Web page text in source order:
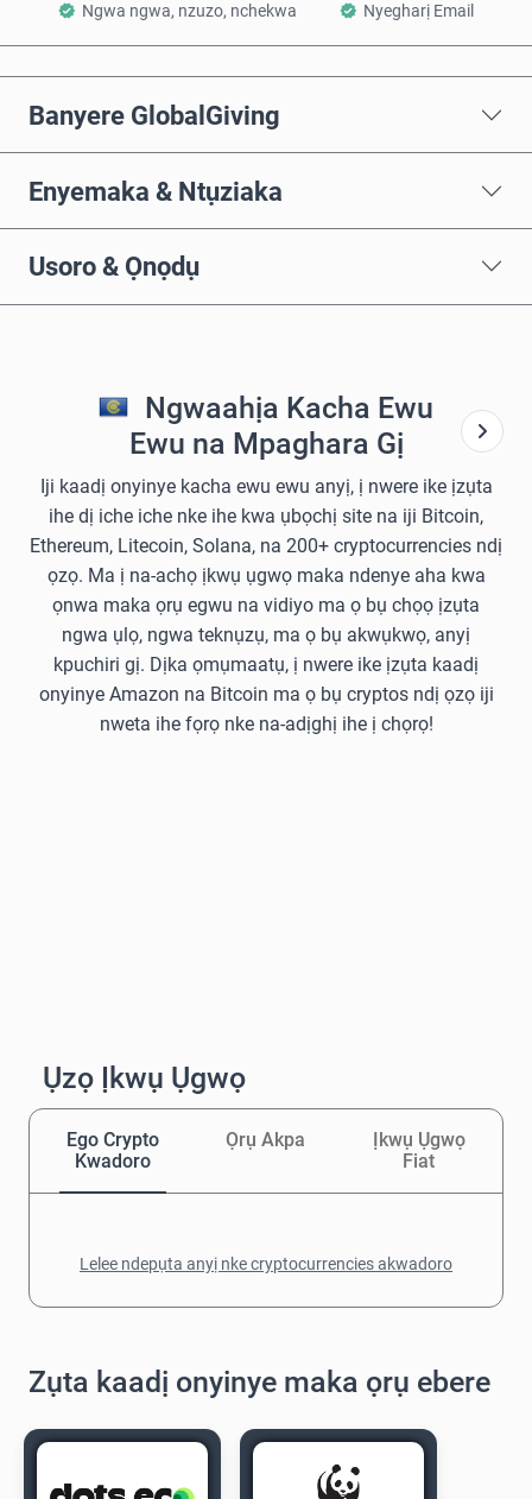
Ngwa ngwa, nzuzo, nchekwa Nyegharị Email
Banyere GlobalGiving
Enyemaka & Ntụziaka
Usoro & Ọnọdụ
Ngwaahịa Kacha Ewu
Ewu na Mpaghara Gị
Iji kaadị onyinye kacha ewu ewu anyị, ị nwere ike ịzụta
ihe dị iche iche nke ihe kwa ụbọchị site na iji Bitcoin,
Ethereum, Litecoin, Solana, na 200+ cryptocurrencies ndị
ọzọ. Ma ị na-achọ ịkwụ ụgwọ maka ndenye aha kwa
ọnwa maka ọrụ egwu na vidiyo ma ọ bụ chọọ ịzụta
ngwa ụlọ, ngwa teknụzụ, ma ọ bụ akwụkwọ, anyị
kpuchiri gị. Dịka ọmụmaatụ, ị nwere ike ịzụta kaadị
onyinye Amazon na Bitcoin ma ọ bụ cryptos ndị ọzọ iji
nweta ihe fọrọ nke na-adịghị ihe ị chọrọ!
Ụzọ Ịkwụ Ụgwọ
Ego Crypto
Kwadoro
Ọrụ Akpa
Ịkwụ Ụgwọ
Fiat
Lelee ndepụta anyị nke cryptocurrencies akwadoro
Zụta kaadị onyinye maka ọrụ ebere